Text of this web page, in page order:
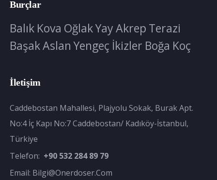
Burçlar
Balık Kova OğlakYayAkrep Terazi
BaşakAslan Yengeç İkizler Boğa Koç
İletişim
Caddebostan Mahallesi, Plajyolu Sokak, Burak Apt.
No:4 İç Kapı No:7 Caddebostan/ Kadıköy-İstanbul,
Türkiye
Telefon: +90 532 284 89 79
Email: Bilgi@onerdoser.com